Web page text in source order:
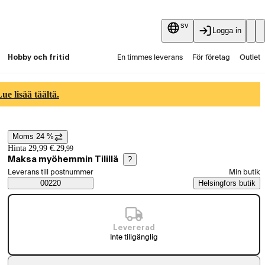
sv
Logga in
Hobby och fritid En timmes leverans För företag Outlet
lisää täältä.
Prisinformation
Moms 24 %
Hinta 29,99 €. 29,99
Maksa myöhemmin Tilillä ?
Saatavuustiedot
Välj beställningssätt
Leverans till postnummer
00220
Min butik
Helsingfors butik
Levererad
Inte tillgänglig